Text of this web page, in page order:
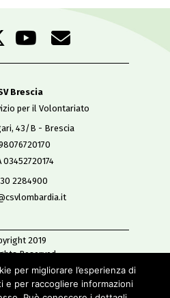
Brescia
per il Volontariato
43/B - Brescia
03452720174
2284900
2019
Reserved
-
policy
policy
per migliorare l’esperienza di
e per raccogliere informazioni